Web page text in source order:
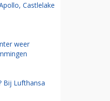
Castlelake
weer
Bij Lufthansa